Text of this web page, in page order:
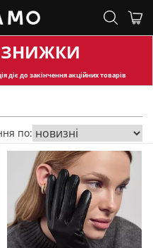
ЗНИЖКИ
діє до закінчення акційних товарів
по: